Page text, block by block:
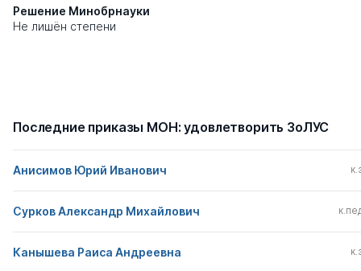
Решение Минобрнауки
Не лишён степени
Последние приказы МОН: удовлетворить ЗоЛУС
Анисимов Юрий Иванович
Сурков Александр Михайлович
Канышева Раиса Андреевна